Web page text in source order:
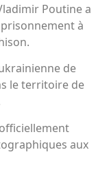
Poutine a
à
de
le territoire de
aux